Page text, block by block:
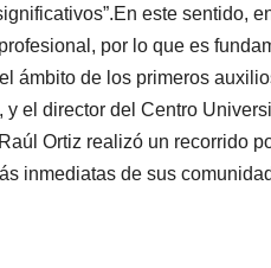
este sentido,
por lo que es
ámbito de los primeros
y el director del Centro
Ortiz realizó un recorrido
inmediatas de sus